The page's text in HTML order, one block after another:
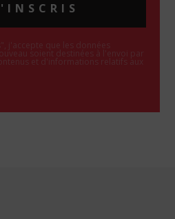
j'accepte que les données
soient destinées à l'envoi par
et d'informations relatifs aux